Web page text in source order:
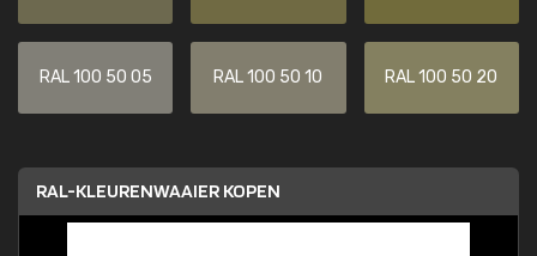
RAL 100 50 05 RAL 100 50 10 RAL 100 50 20
RAL-KLEURENWAAIER KOPEN